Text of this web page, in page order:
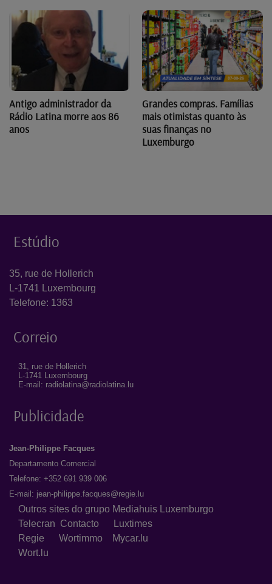
Antigo administrador da
Rádio Latina morre aos 86
anos
Grandes compras. Famílias
mais otimistas quanto às
suas finanças no
Luxemburgo
Estúdio
35, rue de Hollerich
L-1741 Luxembourg
Telefone: 1363
Correio
31, rue de Hollerich
L-1741 Luxembourg
E-mail: radiolatina@radiolatina.lu
Publicidade
Jean-Philippe Facques
Departamento Comercial
Telefone: +352 691 939 006
E-mail: jean-philippe.facques@regie.lu
Outros sites do grupo Mediahuis Luxemburgo
Telecran Contacto
Luxtimes
Regie Wortimmo
Mycar.lu
Wort.lu